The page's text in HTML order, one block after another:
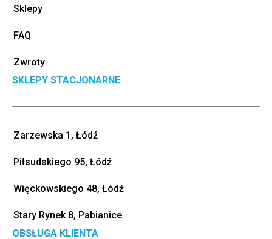
Sklepy
FAQ
Zwroty
SKLEPY STACJONARNE
Zarzewska 1, Łódź
Piłsudskiego 95, Łódź
Więckowskiego 48, Łódź
Stary Rynek 8, Pabianice
OBSŁUGA KLIENTA